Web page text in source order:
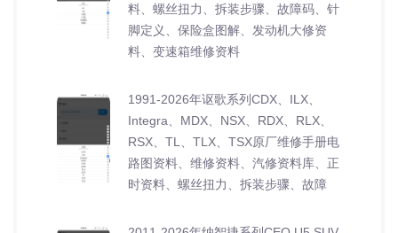
料、螺丝扭力、拆装步骤、故障码、针
脚定义、保险盒图解、发动机大修资
料、变速箱维修资料
1991-2026年讴歌系列CDX、ILX、
Integra、MDX、NSX、RDX、RLX、
RSX、TL、TLX、TSX原厂维修手册电
路图资料、维修资料、汽修资料库、正
时资料、螺丝扭力、拆装步骤、故障